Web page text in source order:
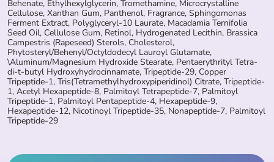
Behenate, Ethylhexylglycerin, Tromethamine, Microcrystalline
Cellulose, Xanthan Gum, Panthenol, Fragrance, Sphingomonas
Ferment Extract, Polyglyceryl-10 Laurate, Macadamia Ternifolia
Seed Oil, Cellulose Gum, Retinol, Hydrogenated Lecithin, Brassica
Campestris (Rapeseed) Sterols, Cholesterol,
Phytosteryl/Behenyl/Octyldodecyl Lauroyl Glutamate,
\Aluminum/Magnesium Hydroxide Stearate, Pentaerythrityl Tetra-
di-t-butyl Hydroxyhydrocinnamate, Tripeptide-29, Copper
Tripeptide-1, Tris(Tetramethylhydroxypiperidinol) Citrate, Tripeptide-
1, Acetyl Hexapeptide-8, Palmitoyl Tetrapeptide-7, Palmitoyl
Tripeptide-1, Palmitoyl Pentapeptide-4, Hexapeptide-9,
Hexapeptide-12, Nicotinoyl Tripeptide-35, Nonapeptide-7, Palmitoyl
Tripeptide-29